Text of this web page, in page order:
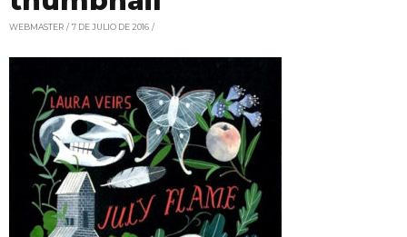
WEBMASTER 7 DE JULIO DE 2016